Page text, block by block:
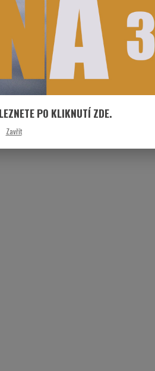
PO KLIKNUTÍ ZDE.
Zavřít